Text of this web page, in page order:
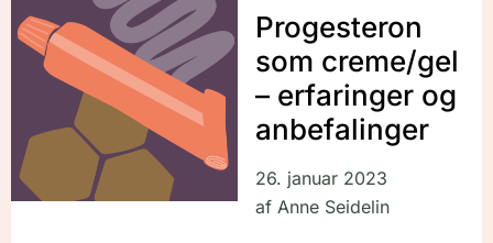
Progesteron
som creme/gel
– erfaringer og
anbefalinger
26. januar 2023
afAnne Seidelin